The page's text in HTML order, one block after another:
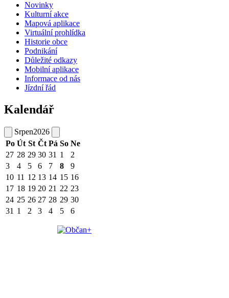
Novinky
Kulturní akce
Mapová aplikace
Virtuální prohlídka
Historie obce
Podnikání
Důležité odkazy
Mobilní aplikace
Informace od nás
Jízdní řád
Kalendář
Srpen2026
Po Út St Čt Pá So Ne
27 28 29 30 31 1
2
3
4 5 6 7 8
9
10 11 12 13 14 15 16
17 18 19 20 21 22 23
24 25 26 27 28 29 30
31 1 2 3 4 5 6